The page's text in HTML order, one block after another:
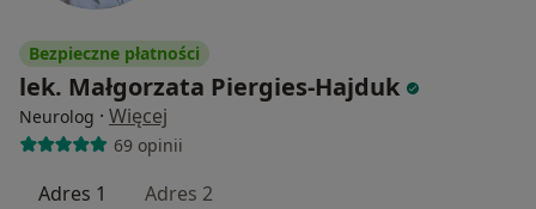
Bezpieczne płatności
lek. Małgorzata Piergies-Hajduk
Neurolog · Więcej
69 opinii
Adres 1 Adres 2